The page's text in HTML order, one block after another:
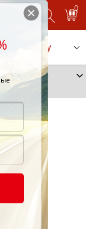
0
услугу
LBL 4